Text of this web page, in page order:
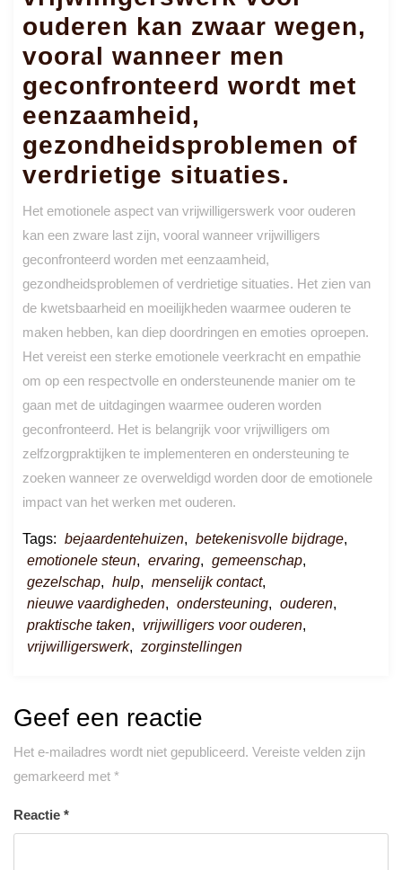
ouderen kan zwaar wegen,
vooral wanneer men
geconfronteerd wordt met
eenzaamheid,
gezondheidsproblemen of
verdrietige situaties.
Het emotionele aspect van vrijwilligerswerk voor ouderen
kan een zware last zijn, vooral wanneer vrijwilligers
geconfronteerd worden met eenzaamheid,
gezondheidsproblemen of verdrietige situaties. Het zien van
de kwetsbaarheid en moeilijkheden waarmee ouderen te
maken hebben, kan diep doordringen en emoties oproepen.
Het vereist een sterke emotionele veerkracht en empathie
om op een respectvolle en ondersteunende manier om te
gaan met de uitdagingen waarmee ouderen worden
geconfronteerd. Het is belangrijk voor vrijwilligers om
zelfzorgpraktijken te implementeren en ondersteuning te
zoeken wanneer ze overweldigd worden door de emotionele
impact van het werken met ouderen.
Tags: bejaardentehuizen, betekenisvolle bijdrage,
emotionele steun, ervaring, gemeenschap,
gezelschap, hulp, menselijk contact,
nieuwe vaardigheden, ondersteuning, ouderen,
praktische taken, vrijwilligers voor ouderen,
vrijwilligerswerk, zorginstellingen
Geef een reactie
Het e-mailadres wordt niet gepubliceerd. Vereiste velden zijn
gemarkeerd met *
Reactie *